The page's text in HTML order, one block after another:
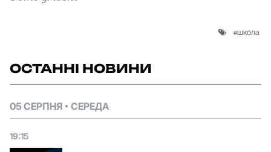
школа
ОСТАННІ НОВИНИ
05 СЕРПНЯ СЕРЕДА
19:15